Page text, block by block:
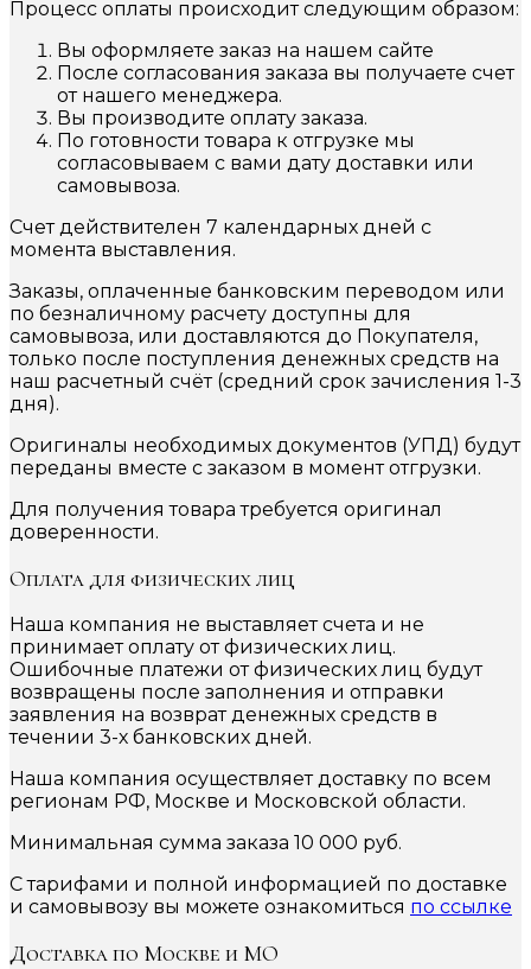
Процесс оплаты происходит следующим образом:
Вы оформляете заказ на нашем сайте
После согласования заказа вы получаете счет
от нашего менеджера.
Вы производите оплату заказа.
По готовности товара к отгрузке мы
согласовываем с вами дату доставки или
самовывоза.
Счет действителен 7 календарных дней с
момента выставления.
Заказы, оплаченные банковским переводом или
по безналичному расчету доступны для
самовывоза, или доставляются до Покупателя,
только после поступления денежных средств на
наш расчетный счёт (средний срок зачисления 1-3
дня).
Оригиналы необходимых документов (УПД) будут
переданы вместе с заказом в момент отгрузки.
Для получения товара требуется оригинал
доверенности.
Оплата для физических лиц
Наша компания не выставляет счета и не
принимает оплату от физических лиц.
Ошибочные платежи от физических лиц будут
возвращены после заполнения и отправки
заявления на возврат денежных средств в
течении 3-х банковских дней.
Наша компания осуществляет доставку по всем
регионам РФ, Москве и Московской области.
Минимальная сумма заказа 10 000 руб.
С тарифами и полной информацией по доставке
и самовывозу вы можете ознакомиться по ссылке
Доставка по Москве и МО